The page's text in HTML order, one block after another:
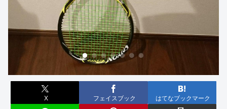
X フェイスブック はてなブックマーク